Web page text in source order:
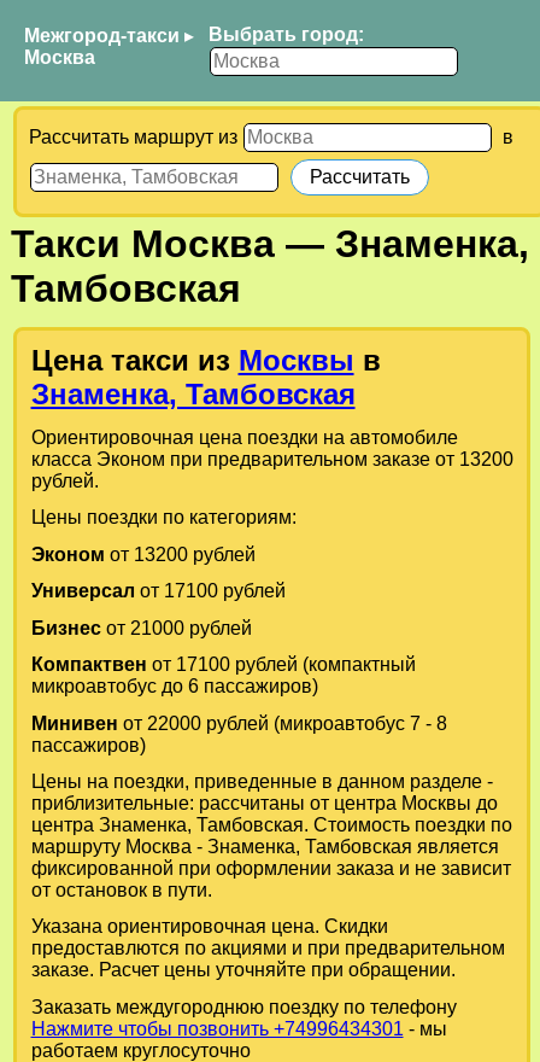
Межгород-такси ▸
Москва
Выбрать город:
Рассчитать маршрут из в
Такси Москва— Знаменка,
Тамбовская
Цена такси из Москвы в
Знаменка, Тамбовская
Ориентировочная цена поездки на автомобиле
класса Эконом при предварительном заказе от 13200
рублей.
Цены поездки по категориям:
Эконом от 13200 рублей
Универсал от 17100 рублей
Бизнесот 21000 рублей
Компактвен от 17100 рублей (компактный
микроавтобус до 6 пассажиров)
Минивен от 22000 рублей (микроавтобус 7 - 8
пассажиров)
Цены на поездки, приведенные в данном разделе -
приблизительные: рассчитаны от центра Москвы до
центра Знаменка, Тамбовская. Стоимость поездки по
маршруту Москва - Знаменка, Тамбовская является
фиксированной при оформлении заказа и не зависит
от остановок в пути.
Указана ориентировочная цена. Скидки
предоставлются по акциями и при предварительном
заказе. Расчет цены уточняйте при обращении.
Заказать междугороднюю поездку по телефону
Нажмите чтобы позвонить +74996434301 - мы
работаем круглосуточно